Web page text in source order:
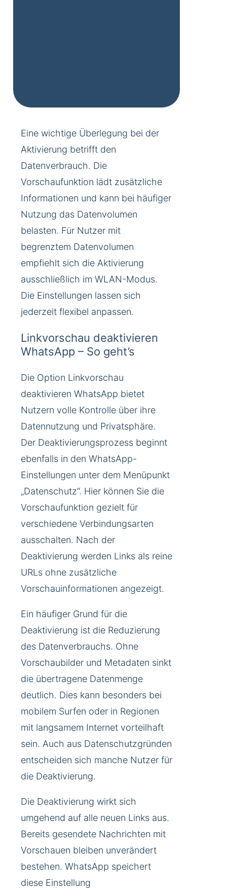
Eine wichtige Überlegung bei der
Aktivierung betrifft den
Datenverbrauch. Die
Vorschaufunktion lädt zusätzliche
Informationen und kann bei häufiger
Nutzung das Datenvolumen
belasten. Für Nutzer mit
begrenztem Datenvolumen
empfiehlt sich die Aktivierung
ausschließlich im WLAN-Modus.
Die Einstellungen lassen sich
jederzeit flexibel anpassen.
Linkvorschau deaktivieren
WhatsApp – So geht’s
Die Option Linkvorschau
deaktivieren WhatsApp bietet
Nutzern volle Kontrolle über ihre
Datennutzung und Privatsphäre.
Der Deaktivierungsprozess beginnt
ebenfalls in den WhatsApp-
Einstellungen unter dem Menüpunkt
„Datenschutz“. Hier können Sie die
Vorschaufunktion gezielt für
verschiedene Verbindungsarten
ausschalten. Nach der
Deaktivierung werden Links als reine
URLs ohne zusätzliche
Vorschauinformationen angezeigt.
Ein häufiger Grund für die
Deaktivierung ist die Reduzierung
des Datenverbrauchs. Ohne
Vorschaubilder und Metadaten sinkt
die übertragene Datenmenge
deutlich. Dies kann besonders bei
mobilem Surfen oder in Regionen
mit langsamem Internet vorteilhaft
sein. Auch aus Datenschutzgründen
entscheiden sich manche Nutzer für
die Deaktivierung.
Die Deaktivierung wirkt sich
umgehend auf alle neuen Links aus.
Bereits gesendete Nachrichten mit
Vorschauen bleiben unverändert
bestehen. WhatsApp speichert
diese Einstellung